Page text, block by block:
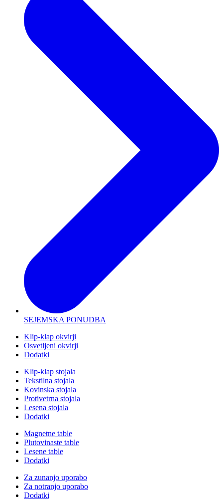
SEJEMSKA PONUDBA
Klip-klap okvirji
Osvetljeni okvirji
Dodatki
Klip-klap stojala
Tekstilna stojala
Kovinska stojala
Protivetrna stojala
Lesena stojala
Dodatki
Magnetne table
Plutovinaste table
Lesene table
Dodatki
Za zunanjo uporabo
Za notranjo uporabo
Dodatki